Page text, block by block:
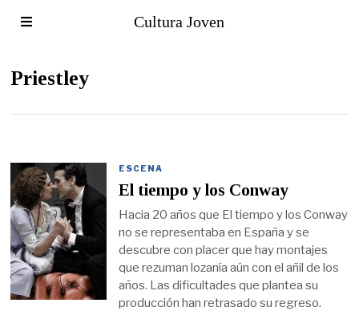
Cultura Joven
Priestley
ESCENA
El tiempo y los Conway
Hacia 20 años que El tiempo y los Conway
no se representaba en España y se
descubre con placer que hay montajes
que rezuman lozanía aún con el añil de los
años. Las dificultades que plantea su
producción han retrasado su regreso.